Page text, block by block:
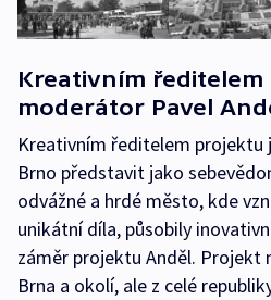
Kreativním
moderátor Pavel
Kreativním ředitelem projektu
Brno představit jako
odvážné a hrdé město, kde
unikátní díla, působily
záměr projektu Anděl. Projekt
Brna a okolí, ale z celé